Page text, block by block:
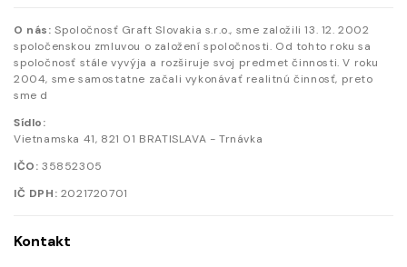
O nás:Spoločnosť Graft Slovakia s.r.o., sme založili 13. 12. 2002
spoločenskou zmluvou o založení spoločnosti. Od tohto roku sa
spoločnosť stále vyvýja a rozširuje svoj predmet činnosti. V roku
2004, sme samostatne začali vykonávať realitnú činnosť, preto
sme d
Sídlo:
Vietnamska 41, 821 01 BRATISLAVA - Trnávka
IČO: 35852305
IČ DPH: 2021720701
Kontakt